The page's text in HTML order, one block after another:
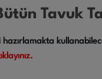
Tavuk
hazırlamakta